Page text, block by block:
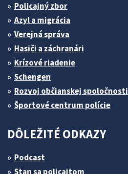
Policajný zbor
Azyl a migrácia
Verejná správa
Hasiči a záchranári
Krízové riadenie
Schengen
Rozvoj občianskej spoločnosti
Športové centrum polície
DÔLEŽITÉ ODKAZY
Podcast
Stan sa policajtom